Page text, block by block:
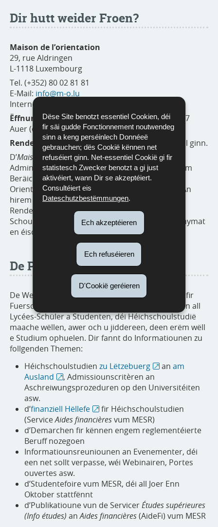
Dëse Site benotzt essentiel Cookien, déi
fir säi gudde Fonctionnement noutwendeg
sinn a keng perséinlech Donnéeë
gebrauchen; dës Cookië kënnen net
refuséiert ginn. Net-essentiel Cookië gi fir
statistesch Zwecker benotzt a gi just
aktivéiert, wann Dir se akzeptéiert.
Consultéiert eis
Dateschutzbestëmmungen.
Ech akzeptéieren
Ech refuséieren
D'Cookië geréieren
Dir hutt weider Froen?
Maison de l’orientation
29, rue Aldringen
L-1118 Luxembourg
Tel. (+352) 80 02 81 81
E-Mail: info@m-o.lu
Internetsite:
Ëffnungszäiten:méindes bis freides vun 8 bis 17
Auer (ouni Rendez-vous)
Rendez-vousekënnen opMyGuichet.lu
geholl ginn.
D’Maison de l’orientationass eng staatlech
Administratioun, déi ëffentlech Acteuren aus dem
Beräich vun der schoulescher a berufflecher
Orientatioun ënnert engem Daach gruppéiert. An
hirem Beräich „Orientation” kënne Bierger ouni
Rendez-vous d’ganzt Joer iwwer (och wärend de
Schoulvakanzen) ënnert dem Respekt vum Anonymat
en éischt Orientatiounsgespréich féieren.
De Portal mengstudien.lu
De Webportal mengstudien.lu
vum Ministère fir
Fuerschung an Héichschoul (MESR) riicht sech un all
Lycées-Schüler a Studenten, déi Héichschoulstudië
maache wëllen, awer och u jiddereen, deen erëm wëll
e Studium ophuelen. Dir fannt do Informatiounen zu
follgenden Themen:
Héichschoulstudien zu Lëtzebuerg an am
Ausland
, Admissiounscritèren an
Aschreiwungsprozeduren op den Universitéiten
asw.
d’finanziell Hëllefe
fir Héichschoulstudien
(ServiceAides financièresvum MESR)
d’Demarchen fir kënnen engem reglementéierte
Beruff nozegoen
Informatiounsreuniounen an Evenementer, déi
een net sollt verpasse, wéi Webinairen, Portes
ouvertes asw.
d’Studentefoire vum MESR, déi all Joer Enn
Oktober stattfënnt
d’Publikatioune vun de ServicerÉtudes supérieures
(Info études) anAides financières(AideFi) vum MESR